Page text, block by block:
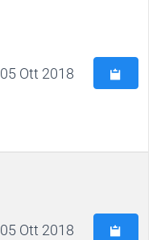
05 Ott 2018
05 Ott 2018